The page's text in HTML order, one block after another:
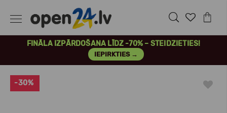
FINĀLA IZPĀRDOŠANA LĪDZ -70% – STEIDZIETIES!
IEPIRKTIES →
-30%